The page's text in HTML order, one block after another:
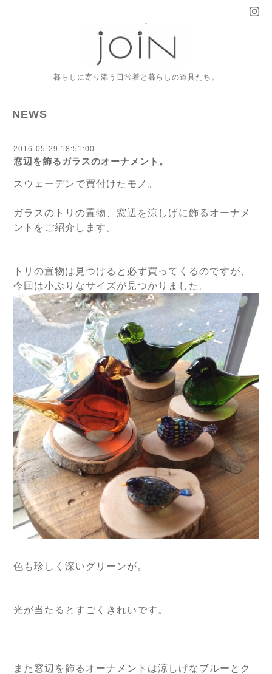
暮らしに寄り添う日常着と暮らしの道具たち。
NEWS
2016-05-29 18:51:00
窓辺を飾るガラスのオーナメント。
スウェーデンで買付けたモノ。
ガラスのトリの置物、窓辺を涼しげに飾るオーナメ
ントをご紹介します。
トリの置物は見つけると必ず買ってくるのですが、
今回は小ぶりなサイズが見つかりました。
色も珍しく深いグリーンが。
光が当たるとすごくきれいです。
また窓辺を飾るオーナメントは涼しげなブルーとク